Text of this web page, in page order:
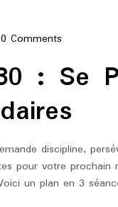
0 Comments
: Se
discipline,
pour votre prochain
un plan en 3